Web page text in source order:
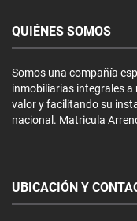
QUIÉNES SOMOS
Somos una compañía
inmobiliarias integrales a
valor y facilitando su
nacional. Matricula
UBICACIÓN Y